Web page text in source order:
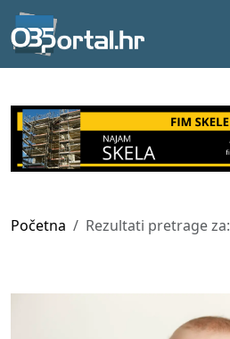
Početna Rezultati pretrage za: